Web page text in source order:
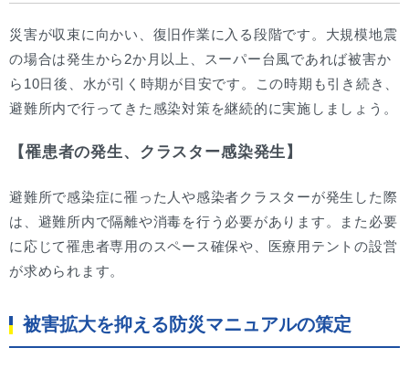
災害が収束に向かい、復旧作業に入る段階です。大規模地震
の場合は発生から2か月以上、スーパー台風であれば被害か
ら10日後、水が引く時期が目安です。この時期も引き続き、
避難所内で行ってきた感染対策を継続的に実施しましょう。
【罹患者の発生、クラスター感染発生】
避難所で感染症に罹った人や感染者クラスターが発生した際
は、避難所内で隔離や消毒を行う必要があります。また必要
に応じて罹患者専用のスペース確保や、医療用テントの設営
が求められます。
被害拡大を抑える防災マニュアルの策定